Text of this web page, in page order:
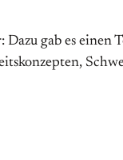
gab es